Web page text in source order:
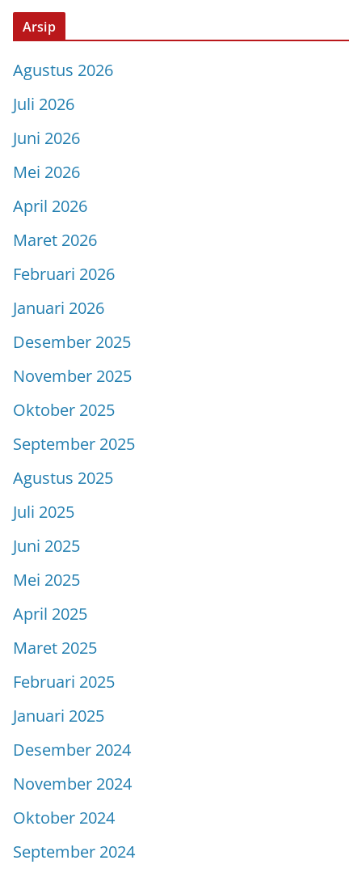
Arsip
Agustus 2026
Juli 2026
Juni 2026
Mei 2026
April 2026
Maret 2026
Februari 2026
Januari 2026
Desember 2025
November 2025
Oktober 2025
September 2025
Agustus 2025
Juli 2025
Juni 2025
Mei 2025
April 2025
Maret 2025
Februari 2025
Januari 2025
Desember 2024
November 2024
Oktober 2024
September 2024